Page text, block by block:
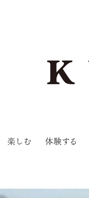
楽しむ 体験する